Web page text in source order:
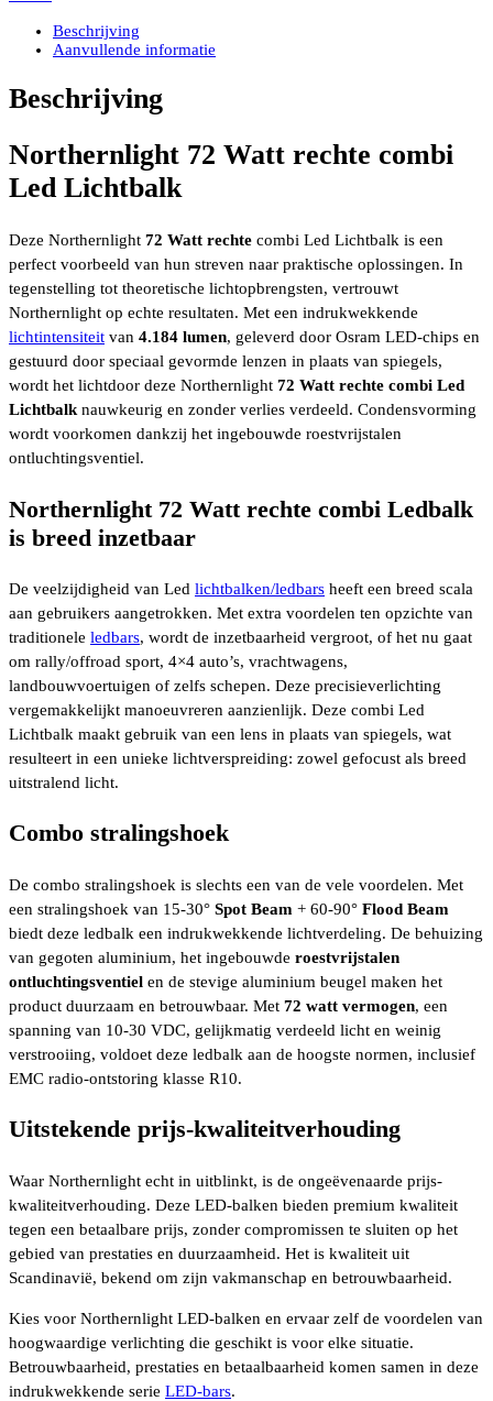
Lichtbalk
OSRAM
4.184
Lumen
R10
gecertificeerd
lengte
Beschrijving
Aanvullende informatie
Beschrijving
Northernlight 72 Watt rechte combi
Led Lichtbalk
Deze Northernlight 72 Watt rechte combi Led Lichtbalk is een
perfect voorbeeld van hun streven naar praktische oplossingen. In
tegenstelling tot theoretische lichtopbrengsten, vertrouwt
Northernlight op echte resultaten. Met een indrukwekkende
lichtintensiteit van 4.184 lumen, geleverd door Osram LED-chips en
gestuurd door speciaal gevormde lenzen in plaats van spiegels,
wordt het lichtdoor deze Northernlight 72 Watt rechte combi Led
Lichtbalknauwkeurig en zonder verlies verdeeld. Condensvorming
wordt voorkomen dankzij het ingebouwde roestvrijstalen
ontluchtingsventiel.
Northernlight 72 Watt rechte combi Ledbalk
is breed inzetbaar
De veelzijdigheid van Led lichtbalken/ledbars heeft een breed scala
aan gebruikers aangetrokken. Met extra voordelen ten opzichte van
traditionele ledbars, wordt de inzetbaarheid vergroot, of het nu gaat
om rally/offroad sport, 4×4 auto’s, vrachtwagens,
landbouwvoertuigen of zelfs schepen. Deze precisieverlichting
vergemakkelijkt manoeuvreren aanzienlijk. Deze combi Led
Lichtbalk maakt gebruik van een lens in plaats van spiegels, wat
resulteert in een unieke lichtverspreiding: zowel gefocust als breed
uitstralend licht.
Combo stralingshoek
De combo stralingshoek is slechts een van de vele voordelen. Met
een stralingshoek van 15-30° Spot Beam + 60-90° Flood Beam
biedt deze ledbalk een indrukwekkende lichtverdeling. De behuizing
van gegoten aluminium, het ingebouwde roestvrijstalen
ontluchtingsventiel en de stevige aluminium beugel maken het
product duurzaam en betrouwbaar. Met 72 watt vermogen, een
spanning van 10-30 VDC, gelijkmatig verdeeld licht en weinig
verstrooiing, voldoet deze ledbalk aan de hoogste normen, inclusief
EMC radio-ontstoring klasse R10.
Uitstekende prijs-kwaliteitverhouding
Waar Northernlight echt in uitblinkt, is de ongeëvenaarde prijs-
kwaliteitverhouding. Deze LED-balken bieden premium kwaliteit
tegen een betaalbare prijs, zonder compromissen te sluiten op het
gebied van prestaties en duurzaamheid. Het is kwaliteit uit
Scandinavië, bekend om zijn vakmanschap en betrouwbaarheid.
Kies voor Northernlight LED-balken en ervaar zelf de voordelen van
hoogwaardige verlichting die geschikt is voor elke situatie.
Betrouwbaarheid, prestaties en betaalbaarheid komen samen in deze
indrukwekkende serie LED-bars.